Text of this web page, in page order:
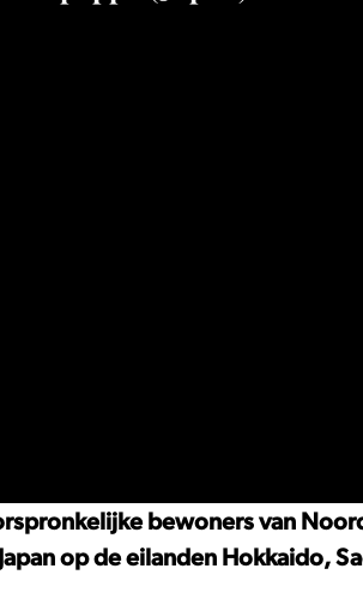
bewoners van
op de eilanden Hokkaido,